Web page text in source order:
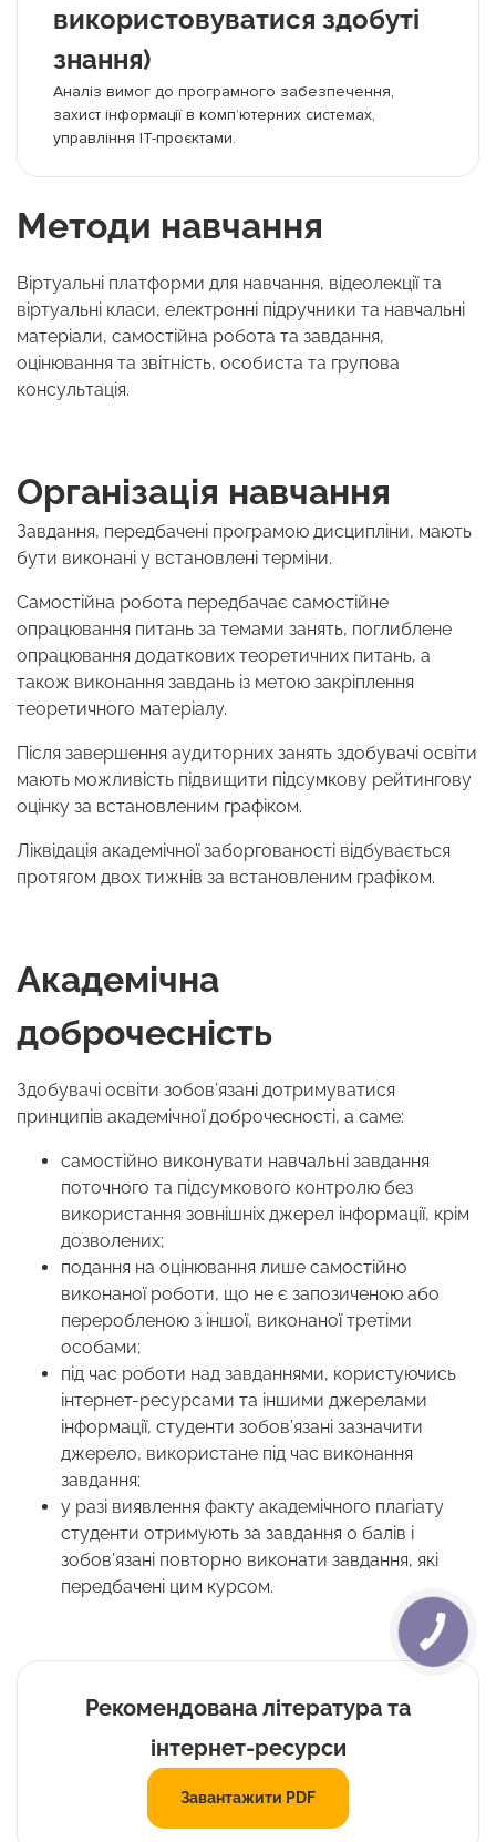
використовуватися здобуті
знання)
Аналіз вимог до програмного забезпечення,
захист інформації в комп’ютерних системах,
управління ІТ-проєктами.
Методи навчання
Віртуальні платформи для навчання, відеолекції та
віртуальні класи, електронні підручники та навчальні
матеріали, самостійна робота та завдання,
оцінювання та звітність, особиста та групова
консультація.
Організація навчання
Завдання, передбачені програмою дисципліни, мають
бути виконані у встановлені терміни.
Самостійна робота передбачає самостійне
опрацювання питань за темами занять, поглиблене
опрацювання додаткових теоретичних питань, а
також виконання завдань із метою закріплення
теоретичного матеріалу.
Після завершення аудиторних занять здобувачі освіти
мають можливість підвищити підсумкову рейтингову
оцінку за встановленим графіком.
Ліквідація академічної заборгованості відбувається
протягом двох тижнів за встановленим графіком.
Академічна
доброчесність
Здобувачі освіти зобов’язані дотримуватися
принципів академічної доброчесності, а саме:
самостійно виконувати навчальні завдання
поточного та підсумкового контролю без
використання зовнішніх джерел інформації, крім
дозволених;
подання на оцінювання лише самостійно
виконаної роботи, що не є запозиченою або
переробленою з іншої, виконаної третіми
особами;
під час роботи над завданнями, користуючись
інтернет-ресурсами та іншими джерелами
інформації, студенти зобов’язані зазначити
джерело, використане під час виконання
завдання;
у разі виявлення факту академічного плагіату
студенти отримують за завдання 0 балів і
зобов’язані повторно виконати завдання, які
передбачені цим курсом.
Рекомендована література та
інтернет-ресурси
Завантажити PDF